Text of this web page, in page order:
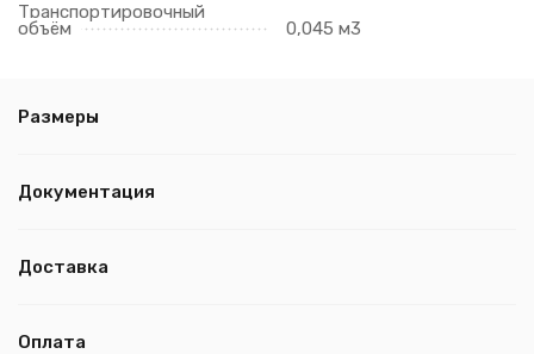
Транспортировочный
объём 0,045 м3
Размеры
Документация
Доставка
Оплата